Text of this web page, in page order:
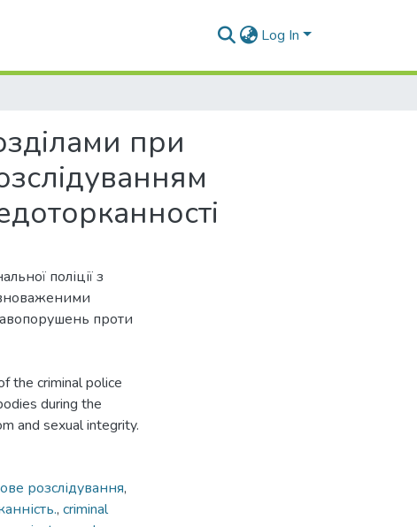
Log In
при
поліції з
проти
the criminal police
during the
and sexual integrity.
розслідування,
, criminal